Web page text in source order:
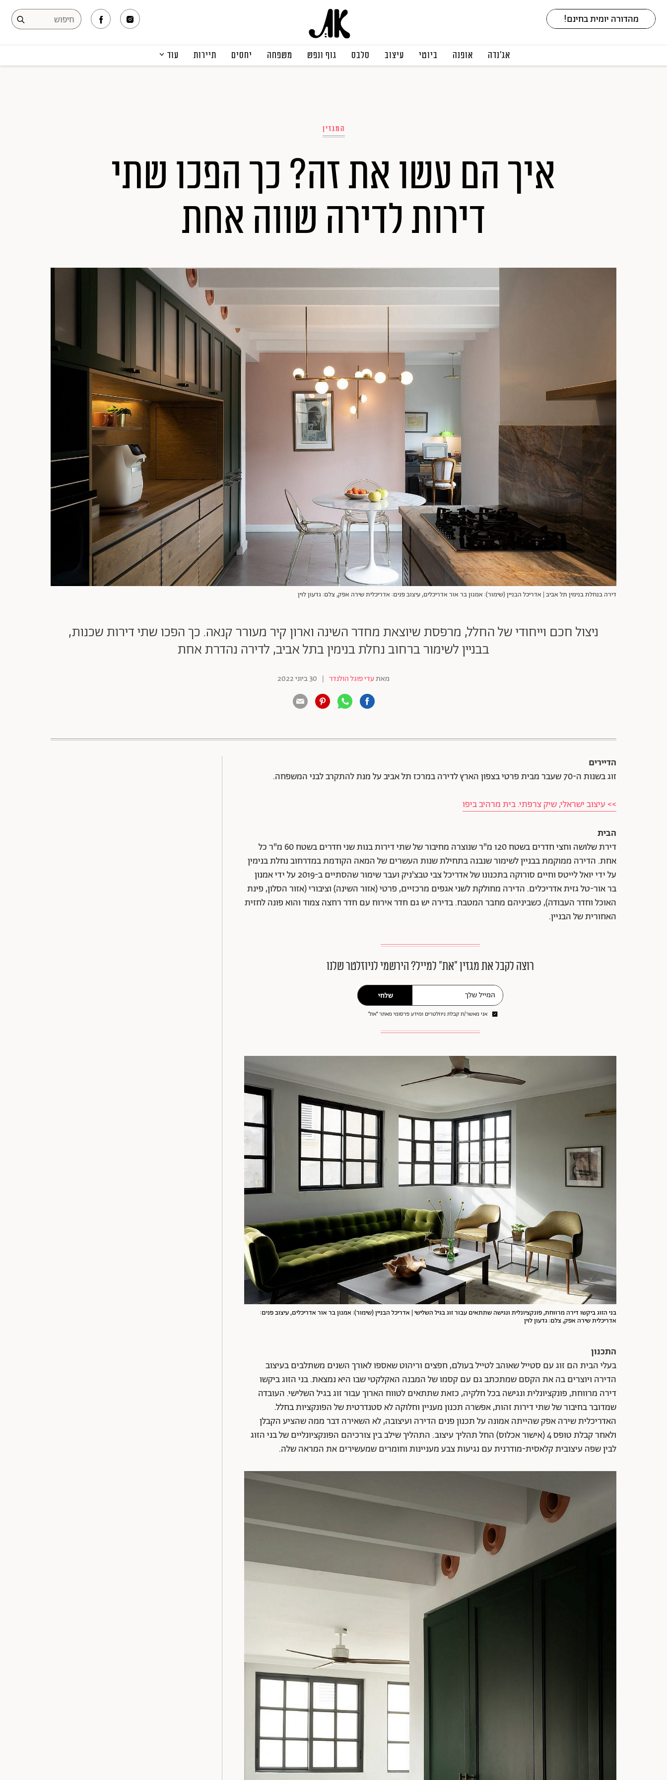
אג׳נדה אופנה ביוטי עיצוב סלבס גוף ונפש משפחה יחסים תיירות עוד
המגזין
איך הם עשו את זה? כך הפכו שתי
דירות לדירה שווה אחת
דירה בנחלת בנימין תל אביב | אדריכל הבניין (שימור): אמנון בר אור אדריכלים, עיצוב פנים: אדריכלית שירה אפק, צלם: גדעון לוין
ניצול חכם וייחודי של החלל, מרפסת שיוצאת מחדר השינה וארון קיר מעורר קנאה. כך הפכו שתי דירות שכנות,
בבניין לשימור ברחוב נחלת בנימין בתל אביב, לדירה נהדרת אחת
מאתעדי פוגל הולנדר | 30 ביוני 2022
הדיירים
זוג בשנות ה-70 שעבר מבית פרטי בצפון הארץ לדירה במרכז תל אביב על מנת להתקרב לבני המשפחה.
>> עיצוב ישראלי, שיק צרפתי. בית מרהיב ביפו
הבית
דירת שלושה וחצי חדרים בשטח 120 מ"ר שנוצרה מחיבור של שתי דירות בנות שני חדרים בשטח 60 מ"ר כל
אחת. הדירה ממוקמת בבניין לשימור שנבנה בתחילת שנות העשרים של המאה הקודמת במדרחוב נחלת בנימין
על ידי יואל לייטס וחיים סורוקה בתכנונו של אדריכל צבי טבצ'ניק ועבר שימור שהסתיים ב-2019 על ידי אמנון
בר אור-טל גזית אדריכלים. הדירה מחולקת לשני אגפים מרכזיים, פרטי (אזור השינה) וציבורי (אזור הסלון, פינת
האוכל וחדר העבודה), כשביניהם מחבר המטבח. בדירה יש גם חדר אירוח עם חדר רחצה צמוד והוא פונה לחזית
האחורית של הבניין.
רוצה לקבל את מגזין ״את״ למייל? הירשמי לניוזלטר שלנו
שלחי
אני מאשר/ת קבלת ניוזלטרים ומידע פרסומי מאתר ״את״
בני הזוג ביקשו דירה מרווחת, פונקציונלית ונגישה שתתאים עבור זוג בגיל השלישי | אדריכל הבניין (שימור): אמנון בר אור אדריכלים, עיצוב פנים:
אדריכלית שירה אפק, צלם: גדעון לוין
התכנון
בעלי הבית הם זוג עם סטייל שאוהב לטייל בעולם, חפצים וריהוט שאספו לאורך השנים משתלבים בעיצוב
הדירה ויוצרים בה את הקסם שמתכתב גם עם קסמו של המבנה האקלקטי שבו היא נמצאת. בני הזוג ביקשו
דירה מרווחת, פונקציונלית ונגישה בכל חלקיה, כזאת שתתאים לטווח הארוך עבור זוג בגיל השלישי. העובדה
שמדובר בחיבור של שתי דירות זהות, אפשרה תכנון מעניין וחלוקה לא סטנדרטית של הפונקציות בחלל.
האדריכלית שירה אפק שהייתה אמונה על תכנון פנים הדירה ועיצובה, לא השאירה דבר ממה שהציע הקבלן
ולאחר קבלת טופס 4 (אישור אכלוס) החל תהליך עיצוב. התהליך שילב בין צורכיהם הפונקציונליים של בני הזוג
לבין שפה עיצובית קלאסית-מודרנית עם נגיעות צבע מעניינות וחומרים שמעשירים את המראה שלה.